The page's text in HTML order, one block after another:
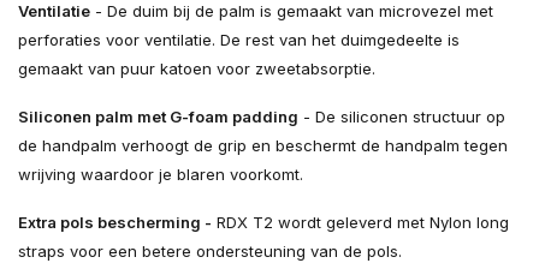
Ventilatie - De duim bij de palm is gemaakt van microvezel met
perforaties voor ventilatie. De rest van het duimgedeelte is
gemaakt van puur katoen voor zweetabsorptie.
Siliconen palm met G-foam padding - De siliconen structuur op
de handpalm verhoogt de grip en beschermt de handpalm tegen
wrijving waardoor je blaren voorkomt.
Extra pols bescherming - RDX T2 wordt geleverd met Nylon long
straps voor een betere ondersteuning van de pols.